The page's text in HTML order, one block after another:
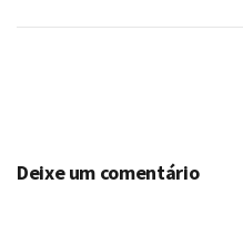
Deixe um comentário